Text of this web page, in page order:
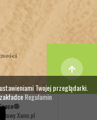
Xann.pl
Twojej przeglądarki.
Regulamin